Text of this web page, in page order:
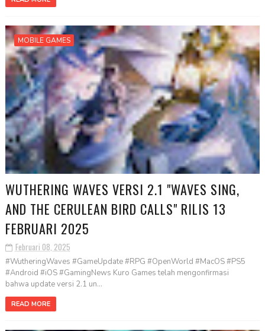
MOBILE GAMES
WUTHERING WAVES VERSI 2.1 "WAVES SING,
AND THE CERULEAN BIRD CALLS" RILIS 13
FEBRUARI 2025
Februari 08, 2025
#WutheringWaves #GameUpdate #RPG #OpenWorld #MacOS #PS5
#Android #iOS #GamingNews Kuro Games telah mengonfirmasi
bahwa update versi 2.1 un...
READ MORE